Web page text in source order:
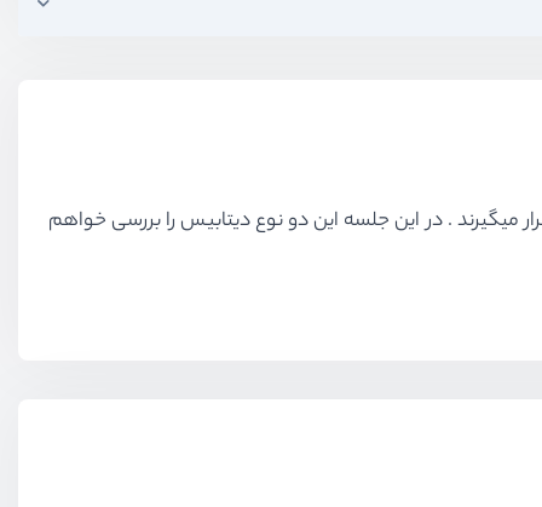
. در این جلسه این دو نوع دیتابیس را بررسی خواهم